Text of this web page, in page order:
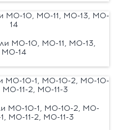
М0-10, М0-11, М0-13,
М0-14
М0-10-1, М0-10-2, М0-
М0-11-2, М0-11-3